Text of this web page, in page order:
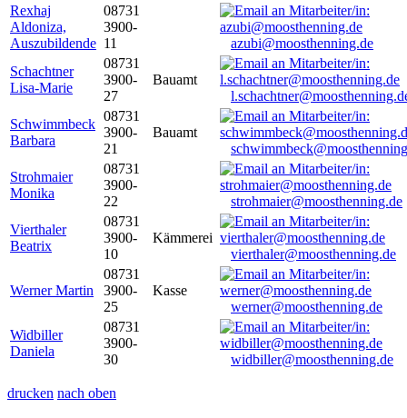
Rexhaj
Aldoniza,
Auszubildende
08731
3900-
11
azubi@moosthenning.de
Schachtner
Lisa-Marie
08731
3900-
27
Bauamt
Schwimmbeck
Barbara
08731
3900-
21
Bauamt
Strohmaier
Monika
08731
3900-
22
strohmaier@moosthenning.de
Vierthaler
Beatrix
08731
3900-
10
Kämmerei
vierthaler@moosthenning.de
Werner Martin
08731
3900-
25
Kasse
werner@moosthenning.de
Widbiller
Daniela
08731
3900-
30
widbiller@moosthenning.de
drucken nach oben